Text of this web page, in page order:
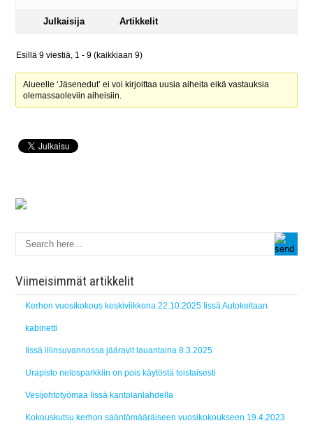
Julkaisija Artikkelit
Esillä 9 viestiä, 1 - 9 (kaikkiaan 9)
Alueelle ‘Jäsenedut’ ei voi kirjoittaa uusia aiheita eikä vastauksia
olemassaoleviin aiheisiin.
Viimeisimmät artikkelit
Kerhon vuosikokous keskiviikkona 22.10.2025 Iissä Autokeitaan
kabinetti
Iissä illinsuvannossa jääravit lauantaina 8.3.2025
Urapisto nelosparkkiin on pois käytöstä toistaisesti
Vesijohtotyömaa Iissä kantolanlahdella
Kokouskutsu kerhon sääntömääräiseen vuosikokoukseen 19.4.2023